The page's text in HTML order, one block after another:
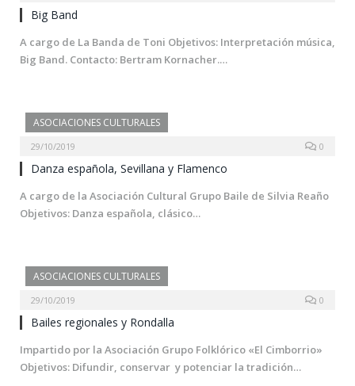
Big Band
A cargo de La Banda de Toni Objetivos: Interpretación música,
Big Band. Contacto: Bertram Kornacher.…
ASOCIACIONES CULTURALES
29/10/2019 0
Danza española, Sevillana y Flamenco
A cargo de la Asociación Cultural Grupo Baile de Silvia Reaño
Objetivos: Danza española, clásico…
ASOCIACIONES CULTURALES
29/10/2019 0
Bailes regionales y Rondalla
Impartido por la Asociación Grupo Folklórico «El Cimborrio»
Objetivos: Difundir, conservar y potenciar la tradición…